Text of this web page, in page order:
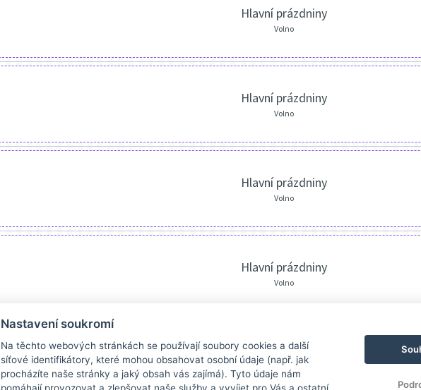
Hlavní prázdniny
Volno
Hlavní prázdniny
Volno
Hlavní prázdniny
Volno
Hlavní prázdniny
Volno
Nastavení soukromí
Na těchto webových stránkách se používají soubory cookies a další
síťové identifikátory, které mohou obsahovat osobní údaje (např. jak
procházíte naše stránky a jaký obsah vás zajímá). Tyto údaje nám